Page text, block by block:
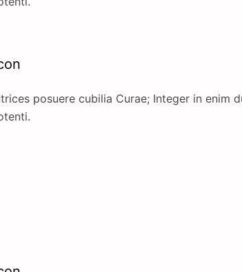
posuere cubilia Curae; Integer in enim